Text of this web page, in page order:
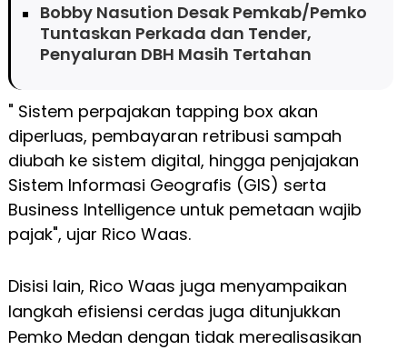
Bobby Nasution Desak Pemkab/Pemko
Tuntaskan Perkada dan Tender,
Penyaluran DBH Masih Tertahan
" Sistem perpajakan tapping box akan
diperluas, pembayaran retribusi sampah
diubah ke sistem digital, hingga penjajakan
Sistem Informasi Geografis (GIS) serta
Business Intelligence untuk pemetaan wajib
pajak", ujar Rico Waas.
Disisi lain, Rico Waas juga menyampaikan
langkah efisiensi cerdas juga ditunjukkan
Pemko Medan dengan tidak merealisasikan